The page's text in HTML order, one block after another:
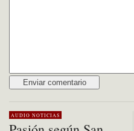
AUDIO NOTICIAS